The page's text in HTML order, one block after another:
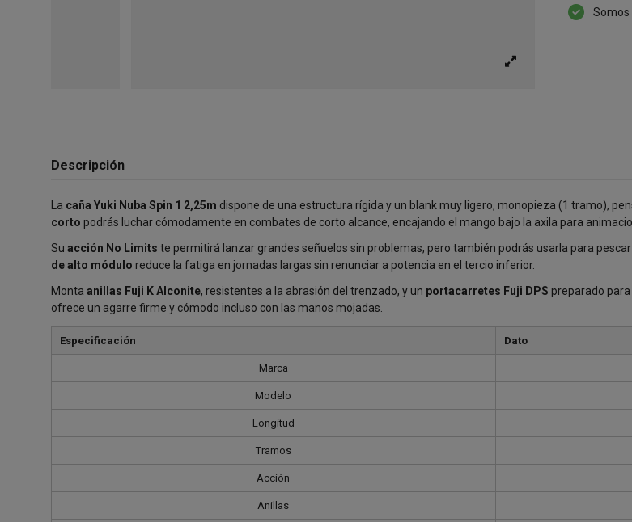
Somos
Descripción
La caña Yuki Nuba Spin 1 2,25m dispone de una estructura rígida y un blank muy ligero, monopieza (1 tramo),
corto podrás luchar cómodamente en combates de corto alcance, encajando el mango bajo la axila para
Su acción No Limits te permitirá lanzar grandes señuelos sin problemas, pero también podrás usarla para
de alto módulo reduce la fatiga en jornadas largas sin renunciar a potencia en el tercio inferior.
Monta anillas Fuji K Alconite, resistentes a la abrasión del trenzado, y un portacarretes Fuji DPS preparado para
ofrece un agarre firme y cómodo incluso con las manos mojadas.
Especificación Dato
Marca
Modelo
Longitud
Tramos
Acción
Anillas